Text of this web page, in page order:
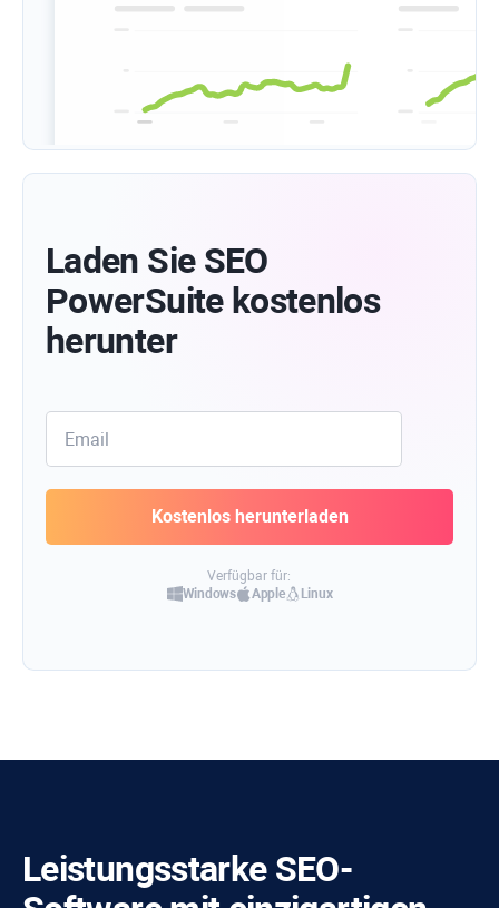
Laden Sie SEO
PowerSuite kostenlos
herunter
Verfügbar für:
Windows
Apple Linux
Leistungsstarke SEO-